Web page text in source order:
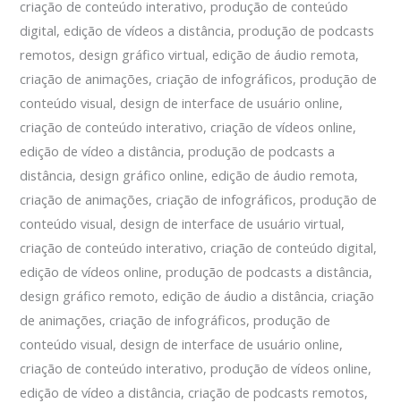
criação de conteúdo interativo, produção de conteúdo
digital, edição de vídeos a distância, produção de podcasts
remotos, design gráfico virtual, edição de áudio remota,
criação de animações, criação de infográficos, produção de
conteúdo visual, design de interface de usuário online,
criação de conteúdo interativo, criação de vídeos online,
edição de vídeo a distância, produção de podcasts a
distância, design gráfico online, edição de áudio remota,
criação de animações, criação de infográficos, produção de
conteúdo visual, design de interface de usuário virtual,
criação de conteúdo interativo, criação de conteúdo digital,
edição de vídeos online, produção de podcasts a distância,
design gráfico remoto, edição de áudio a distância, criação
de animações, criação de infográficos, produção de
conteúdo visual, design de interface de usuário online,
criação de conteúdo interativo, produção de vídeos online,
edição de vídeo a distância, criação de podcasts remotos,